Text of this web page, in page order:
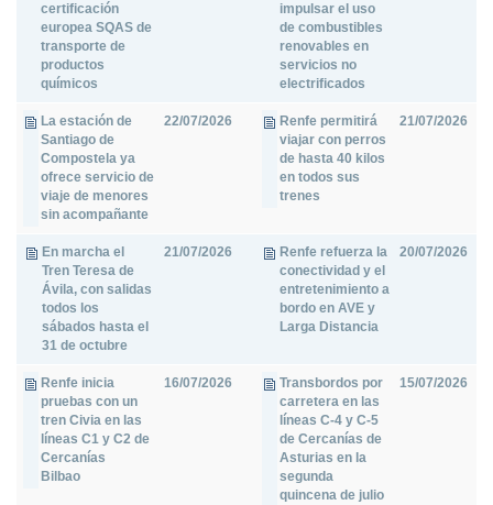
certificación
europea SQAS de
transporte de
productos
químicos
impulsar el uso
de combustibles
renovables en
servicios no
electrificados
La estación de
Santiago de
Compostela ya
ofrece servicio de
viaje de menores
sin acompañante
22/07/2026
Renfe permitirá
viajar con perros
de hasta 40 kilos
en todos sus
trenes
21/07/2026
En marcha el
Tren Teresa de
Ávila, con salidas
todos los
sábados hasta el
31 de octubre
21/07/2026
Renfe refuerza la
conectividad y el
entretenimiento a
bordo en AVE y
Larga Distancia
20/07/2026
Renfe inicia
pruebas con un
tren Civia en las
líneas C1 y C2 de
Cercanías
Bilbao
16/07/2026
Transbordos por
carretera en las
líneas C-4 y C-5
de Cercanías de
Asturias en la
segunda
quincena de julio
15/07/2026